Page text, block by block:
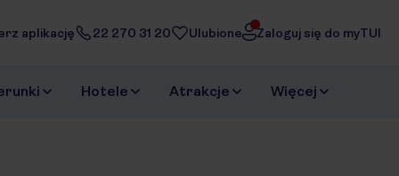
aplikację 22 270 31 20 Ulubione Zaloguj się do myTUI
Hotele Atrakcje Więcej